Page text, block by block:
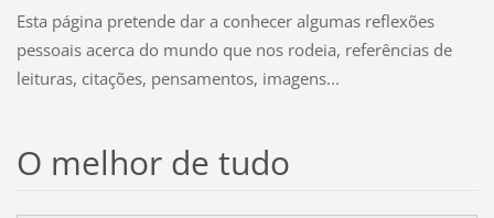
Esta página pretende dar a conhecer algumas reflexões
pessoais acerca do mundo que nos rodeia, referências de
leituras, citações, pensamentos, imagens...
O melhor de tudo